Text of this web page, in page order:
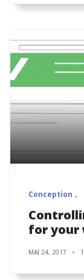
Conception
for your
MAI 24, 2017